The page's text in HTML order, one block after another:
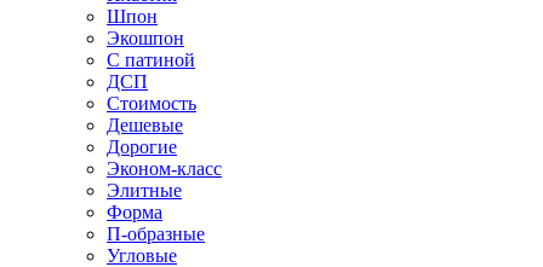
Шпон
Экошпон
С патиной
ДСП
Стоимость
Дешевые
Дорогие
Эконом-класс
Элитные
Форма
П-образные
Угловые